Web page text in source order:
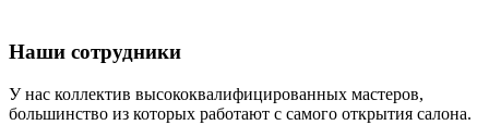
Наши сотрудники
У нас коллектив высококвалифицированных мастеров,
большинство из которых работают с самого открытия салона.